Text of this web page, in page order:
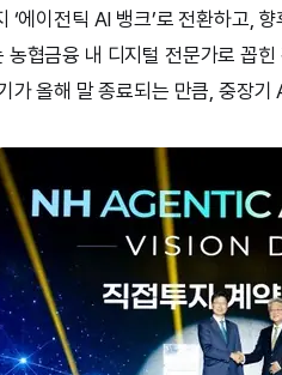
에이전틱 AI 뱅크’로 전환하고,
농협금융 내 디지털 전문가로 꼽
가 올해 말 종료되는 만큼, 중장